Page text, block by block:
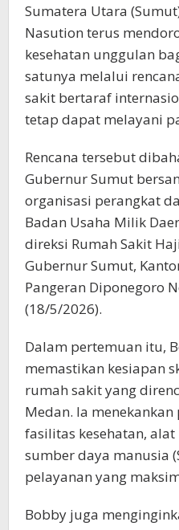
Sumatera Utara
Nasution terus
kesehatan unggulan
satunya melalui
sakit bertaraf
tetap dapat melayani
Rencana tersebut
Gubernur Sumut
organisasi perangkat
Badan Usaha Milik
direksi Rumah Sakit
Gubernur Sumut,
Pangeran Diponegoro
(18/5/2026).
Dalam pertemuan itu,
memastikan kesiapan
rumah sakit yang
Medan. Ia
fasilitas kesehatan, alat
sumber daya manusia
pelayanan yang
Bobby juga